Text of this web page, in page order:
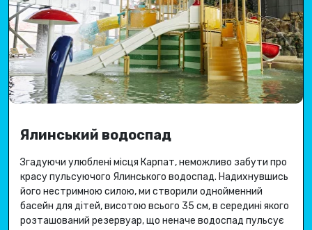
Ялинський водоспад
Згадуючи улюблені місця Карпат, неможливо забути про
красу пульсуючого Ялинського водоспад. Надихнувшись
його нестримною силою, ми створили однойменний
басейн для дітей, висотою всього 35 см, в середині якого
розташований резервуар, що неначе водоспад пульсує